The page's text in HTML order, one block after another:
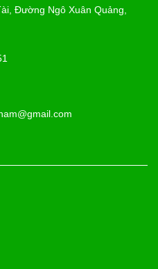
Đường Ngô Xuân Quảng,